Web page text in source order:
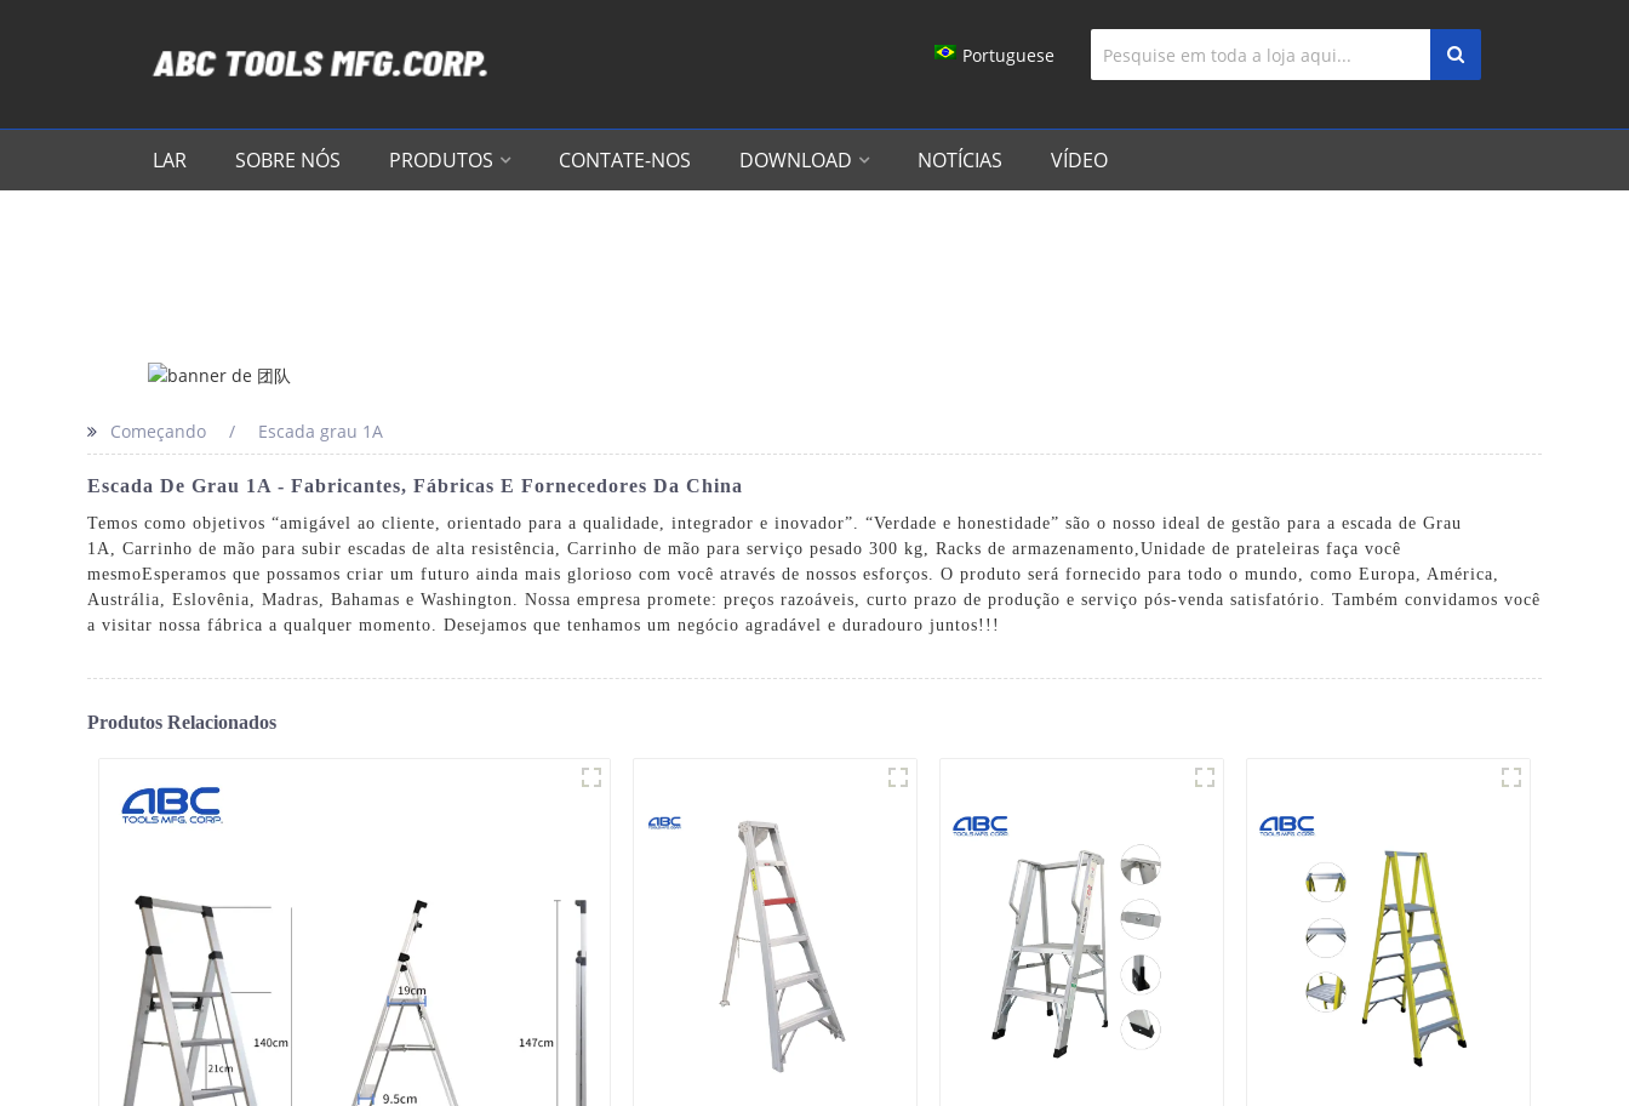
Portuguese
LAR SOBRE NÓS PRODUTOS CONTATE-NOS DOWNLOAD NOTÍCIAS VÍDEO
Começando Escada grau 1A
Escada De Grau 1A - Fabricantes, Fábricas E Fornecedores Da China
Temos como objetivos “amigável ao cliente, orientado para a qualidade, integrador e inovador”. “Verdade e honestidade” são o nosso ideal de gestão para a escada de Grau
1A, Carrinho de mão para subir escadas de alta resistência Carrinho de mão para serviço pesado 300 kg Racks de armazenamento Unidade de prateleiras faça você
mesmoEsperamos que possamos criar um futuro ainda mais glorioso com você através de nossos esforços. O produto será fornecido para todo o mundo, como Europa, América,
Austrália, Eslovênia, Madras, Bahamas e Washington. Nossa empresa promete: preços razoáveis, curto prazo de produção e serviço pós-venda satisfatório. Também convidamos você
a visitar nossa fábrica a qualquer momento. Desejamos que tenhamos um negócio agradável e duradouro juntos!!!
Produtos Relacionados